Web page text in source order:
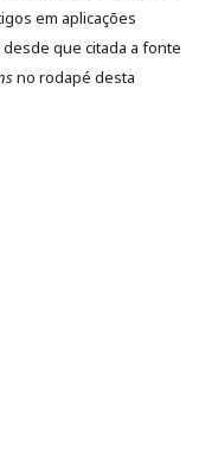
em aplicações
que citada a fonte
no rodapé desta